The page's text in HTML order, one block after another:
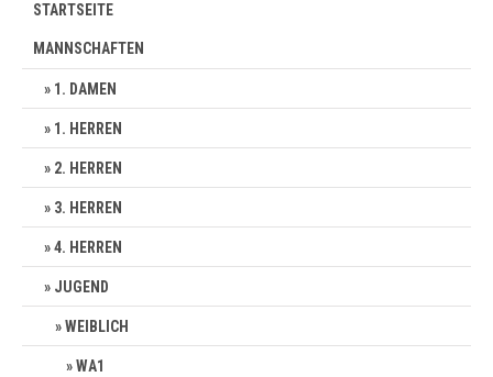
STARTSEITE
MANNSCHAFTEN
1. DAMEN
1. HERREN
2. HERREN
3. HERREN
4. HERREN
JUGEND
WEIBLICH
WA1